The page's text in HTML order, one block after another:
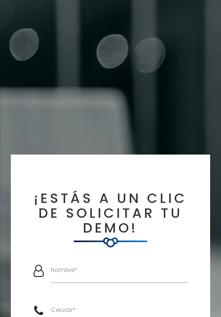
¡ESTÁS A UN CLIC
DE SOLICITAR TU
DEMO!
Nombre*
Celular*